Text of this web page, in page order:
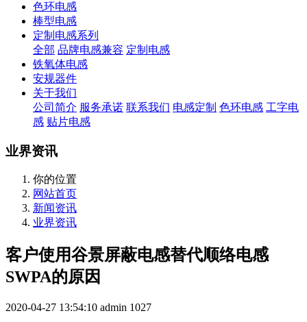
色环电感
棒型电感
定制电感系列
全部 品牌电感兼容 定制电感
铁氧体电感
安规器件
关于我们
公司简介 服务承诺 联系我们 电感定制 色环电感 工字电
感 贴片电感
业界资讯
你的位置
网站首页
新闻资讯
业界资讯
客户使用谷景屏蔽电感替代顺络电感
SWPA的原因
2020-04-27 13:54:10 admin 1027